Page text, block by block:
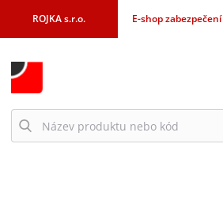
ROJKA s.r.o. E-shop zabezpečení